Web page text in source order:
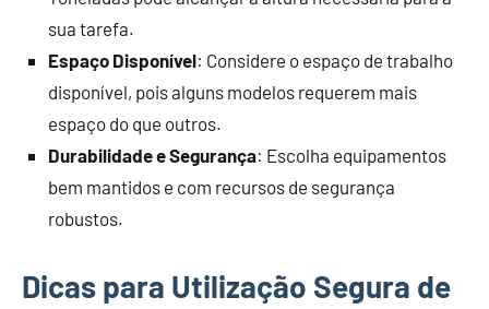
sua tarefa.
Espaço Disponível: Considere o espaço de trabalho
disponível, pois alguns modelos requerem mais
espaço do que outros.
Durabilidade e Segurança: Escolha equipamentos
bem mantidos e com recursos de segurança
robustos.
Dicas para Utilização Segura de